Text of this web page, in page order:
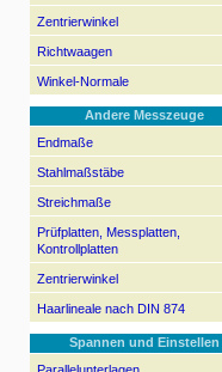
Zentrierwinkel
Richtwaagen
Winkel-Normale
Andere Messzeuge
Endmaße
Stahlmaßstäbe
Streichmaße
Prüfplatten, Messplatten,
Kontrollplatten
Zentrierwinkel
Haarlineale nach DIN 874
Spannen und Einstellen